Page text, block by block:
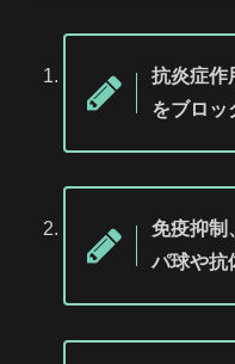
抗炎症作
をブロッ
免疫抑制
パ球や抗